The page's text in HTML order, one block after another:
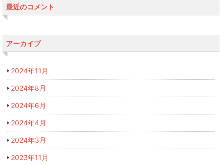
最近のコメント
アーカイブ
2024年11月
2024年8月
2024年6月
2024年4月
2024年3月
2023年11月